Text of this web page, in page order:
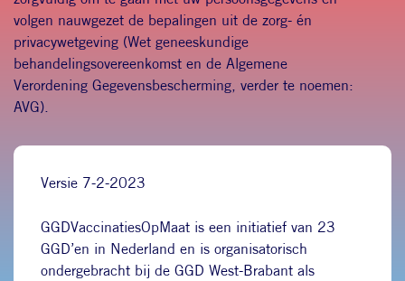
volgen nauwgezet de bepalingen uit de zorg- én
privacywetgeving (Wet geneeskundige
behandelingsovereenkomst en de Algemene
Verordening Gegevensbescherming, verder te noemen:
AVG).
Versie 7-2-2023
GGDVaccinatiesOpMaat is een initiatief van 23
GGD’en in Nederland en is organisatorisch
ondergebracht bij de GGD West-Brabant als